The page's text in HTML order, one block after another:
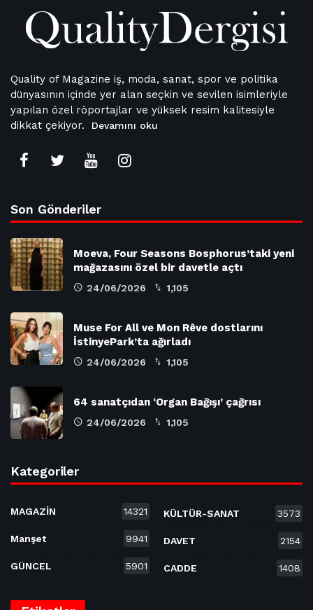
Quality of Magazine iş, moda, sanat, spor ve politika
dünyasının içinde yer alan seçkin ve sevilen isimleriyle
yapılan özel röportajlar ve yüksek resim kalitesiyle
dikkat çekiyor.
Devamını oku
Son Gönderiler
Moeva, Four Seasons Bosphorus’taki yeni
mağazasını özel bir davetle açtı
24/06/2026 1,105
Muse For All ve Mon Rêve dostlarını
İstinyePark’ta ağırladı
24/06/2026 1,105
64 sanatçıdan ‘Organ Bağışı’ çağrısı
24/06/2026 1,105
Kategoriler
MAGAZİN 14321
Manşet 9941
GÜNCEL 5901
KÜLTÜR-SANAT 3573
DAVET 2154
CADDE 1408